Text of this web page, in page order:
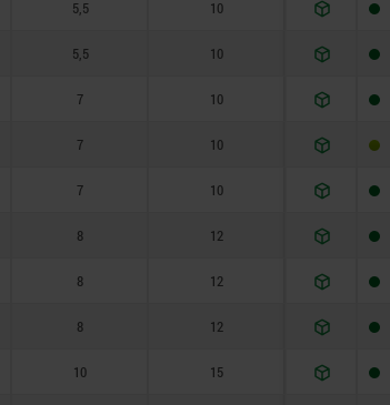
5,5 10
5,5 10
7 10
7 10
7 10
8 12
8 12
8 12
10 15